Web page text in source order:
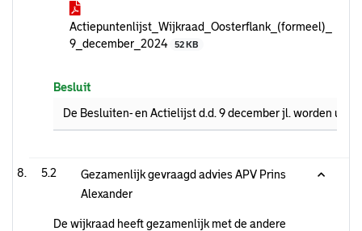
Actiepuntenlijst_Wijkraad_Oosterflank_(formeel)_
9_december_2024
52 KB
Besluit
De Besluiten- en Actielijst d.d. 9 december jl. worden
5.2
Gezamenlijk gevraagd advies APV Prins
Alexander
De wijkraad heeft gezamenlijk met de andere